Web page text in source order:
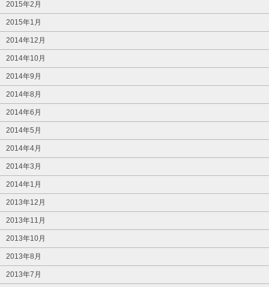
2015年2月
2015年1月
2014年12月
2014年10月
2014年9月
2014年8月
2014年6月
2014年5月
2014年4月
2014年3月
2014年1月
2013年12月
2013年11月
2013年10月
2013年8月
2013年7月